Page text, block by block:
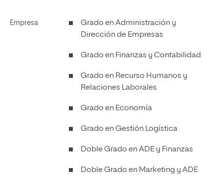
Empresa
Grado en Administración y
Dirección de Empresas
Grado en Finanzas y Contabilidad
Grado en Recurso Humanos y
Relaciones Laborales
Grado en Economía
Grado en Gestión Logística
Doble Grado en ADE y Finanzas
Doble Grado en Marketing y ADE